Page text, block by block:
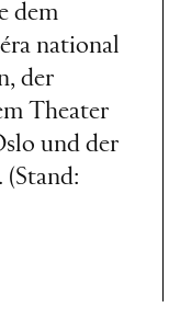
dem
national
der
Theater
und der